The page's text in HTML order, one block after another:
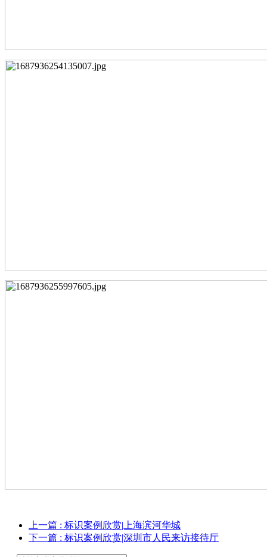
上一篇 : 标识案例欣赏|上海滨河华城
下一篇 : 标识案例欣赏|深圳市⼈⺠来访接待厅